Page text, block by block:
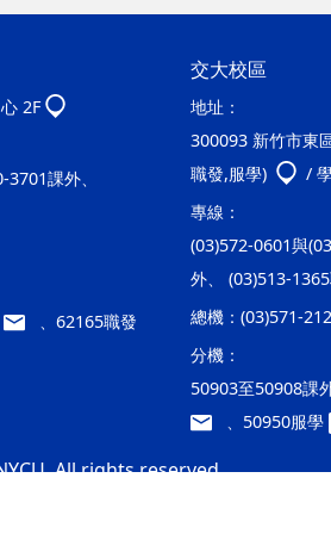
2F
課外、
、62165職發
交大校區
地址：
300093 新竹市東
職發,服學)
/
專線：
(03)572-0601與
外、 (03)513-
總機：(03)571-
分機：
50903至50908課
、50950服學
All rights reserved.